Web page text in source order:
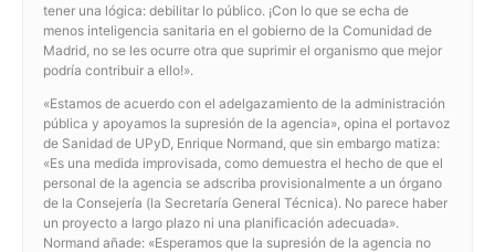
tener una lógica: debilitar lo público. ¡Con lo que se echa de
menos inteligencia sanitaria en el gobierno de la Comunidad de
Madrid, no se les ocurre otra que suprimir el organismo que mejor
podría contribuir a ello!».
«Estamos de acuerdo con el adelgazamiento de la administración
pública y apoyamos la supresión de la agencia», opina el portavoz
de Sanidad de UPyD, Enrique Normand, que sin embargo matiza:
«Es una medida improvisada, como demuestra el hecho de que el
personal de la agencia se adscriba provisionalmente a un órgano
de la Consejería (la Secretaría General Técnica). No parece haber
un proyecto a largo plazo ni una planificación adecuada».
Normand añade: «Esperamos que la supresión de la agencia no